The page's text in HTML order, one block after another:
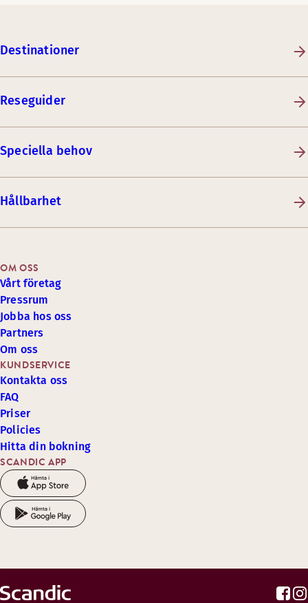
Destinationer
Reseguider
Speciella behov
Hållbarhet
SCANDIC APP
KUNDSERVICE
Kontakta oss
FAQ
Priser
Policies
Hitta din bokning
OM OSS
Vårt företag
Pressrum
Jobba hos oss
Partners
Om oss